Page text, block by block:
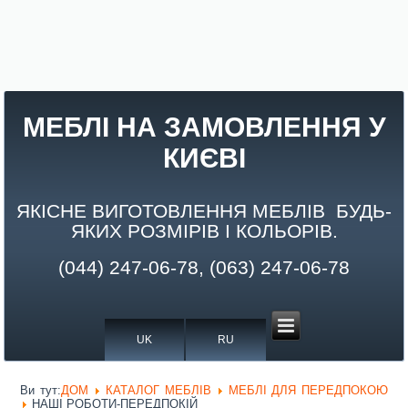
МЕБЛІ НА ЗАМОВЛЕННЯ У
КИЄВІ
ЯКІСНЕ ВИГОТОВЛЕННЯ МЕБЛІВ БУДЬ-
ЯКИХ РОЗМІРІВ І КОЛЬОРІВ.
(044) 247-06-78, (063) 247-06-78
UK RU
Ви тут:ДОМ КАТАЛОГ МЕБЛІВ
МЕБЛІ ДЛЯ ПЕРЕДПОКОЮ
НАШІ РОБОТИ-ПЕРЕДПОКІЙ